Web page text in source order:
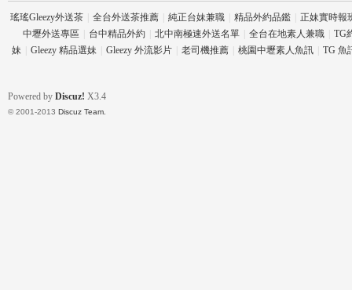
交
瑤瑤Gleezy外送茶 全台外送茶推薦 純正台妹兼職 精品外約品鑑
正妹實時報
中壢外送專區
台中精品外約 北中南極速外送名單 全台在地素人兼職
TG
妹
Gleezy 精品選妹 Gleezy 外流影片 老司機推薦 桃園中壢素人魚訊 TG 魚
Powered by Discuz! X3.4
© 2001-2013 Discuz Team.